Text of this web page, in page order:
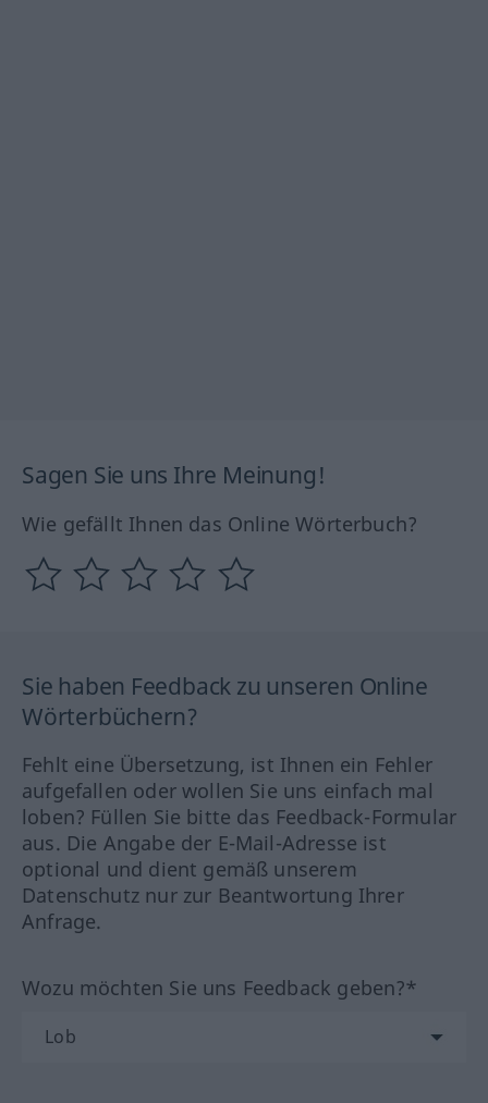
Sagen Sie uns Ihre Meinung!
Wie gefällt Ihnen das Online Wörterbuch?
Sie haben Feedback zu unseren Online
Wörterbüchern?
Fehlt eine Übersetzung, ist Ihnen ein Fehler
aufgefallen oder wollen Sie uns einfach mal
loben? Füllen Sie bitte das Feedback-Formular
aus. Die Angabe der E-Mail-Adresse ist
optional und dient gemäß unserem
Datenschutz nur zur Beantwortung Ihrer
Anfrage.
Wozu möchten Sie uns Feedback geben?*